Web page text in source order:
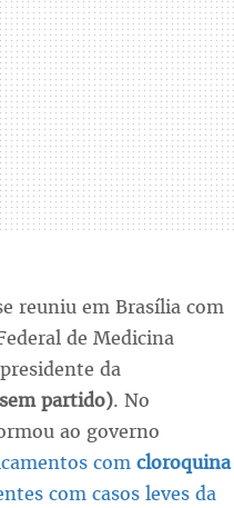
reuniu em Brasília com
de Medicina
da
partido). No
ao governo
com cloroquina
com casos leves da